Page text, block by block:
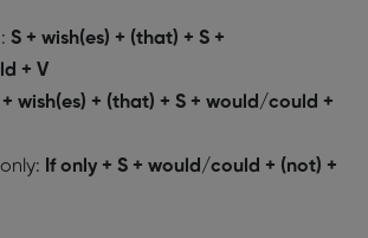
S + wish(es) + (that) + S +
+ V
+ wish(es) + (that) + S + would/could +
If only + S + would/could + (not) +